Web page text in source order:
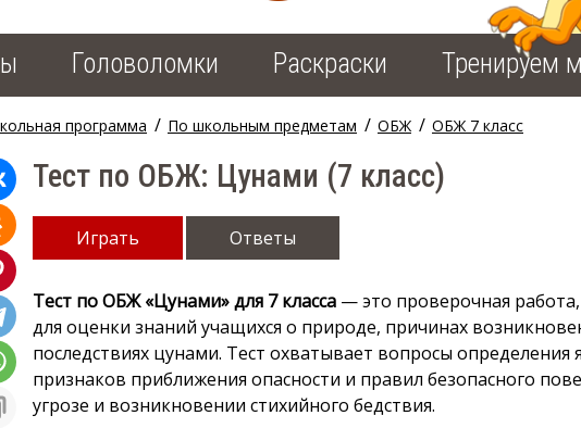
Головоломки Раскраски Тренируем
программа / По школьным предметам / ОБЖ / ОБЖ 7 класс
Тест по ОБЖ: Цунами (7 класс)
Играть Ответы
Тест по ОБЖ «Цунами» для 7 класса — это проверочная
для оценки знаний учащихся о природе, причинах
последствиях цунами. Тест охватывает вопросы определения
признаков приближения опасности и правил безопасного
угрозе и возникновении стихийного бедствия.